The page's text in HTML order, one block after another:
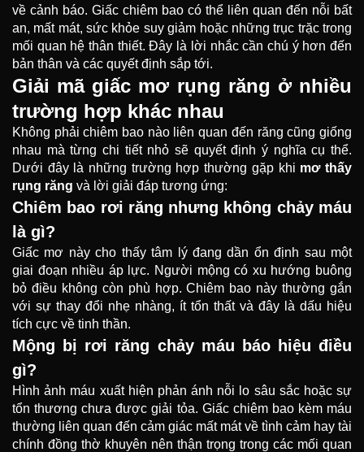
về cảnh báo. Giấc chiêm bao có thể liên quan đến nỗi bất
an, mất mát, sức khỏe suy giảm hoặc những trục trặc trong
mối quan hệ thân thiết. Đây là lời nhắc cần chú ý hơn đến
bản thân và các quyết định sắp tới.
Giải mã giấc mơ rụng răng ở nhiều
trường hợp khác nhau
Không phải chiêm bao nào liên quan đến răng cũng giống
nhau mà từng chi tiết nhỏ sẽ quyết định ý nghĩa cụ thể.
Dưới đây là những trường hợp thường gặp khi mơ thấy
rụng răng và lời giải đáp tương ứng:
Chiêm bao rơi răng nhưng không chảy máu
là gì?
Giấc mơ này cho thấy tâm lý đang dần ổn định sau một
giai đoạn nhiều áp lực. Người mộng có xu hướng buông
bỏ điều không còn phù hợp. Chiêm bao này thường gắn
với sự thay đổi nhẹ nhàng, ít tổn thất và đây là dấu hiệu
tích cực về tinh thần.
Mộng bị rơi răng chảy máu báo hiệu điều
gì?
Hình ảnh máu xuất hiện phản ánh nỗi lo sâu sắc hoặc sự
tổn thương chưa được giải tỏa. Giấc chiêm bao kèm máu
thường liên quan đến cảm giác mất mát về tình cảm hay tài
chính đồng thờ khuyên nên thận trọng trong các mối quan